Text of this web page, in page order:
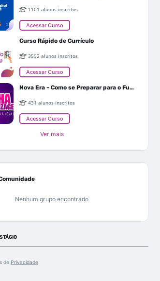
1101 alunos inscritos
Acessar Curso
Curso Rápido de Currículo
3592 alunos inscritos
Acessar Curso
Nova Era - Como se Preparar para o Futuro
431 alunos inscritos
Acessar Curso
Ver mais
Nenhum grupo encontrado
de Privacidade